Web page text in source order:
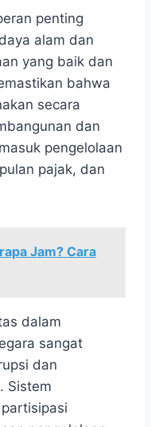
penting
alam dan
yang baik dan
bahwa
secara
dan
pengelolaan
pajak, dan
Jam? Cara
dalam
sangat
dan
Sistem